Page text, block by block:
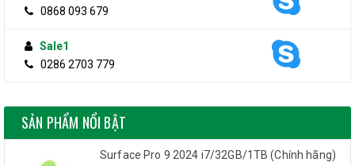
0868 093 679
Sale1
0286 2703 779
SẢN PHẨM NỔI BẬT
Surface Pro 9 2024 i7/32GB/1TB (Chính hãng)